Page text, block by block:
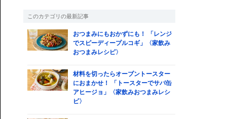
このカテゴリの最新記事
おつまみにもおかずにも！ 「レンジ
でスピーディープルコギ」〈家飲み
おつまみレシピ〉
材料を切ったらオーブントースター
におまかせ！ 「トースターでサバ缶
アヒージョ」〈家飲みおつまみレシ
ピ〉